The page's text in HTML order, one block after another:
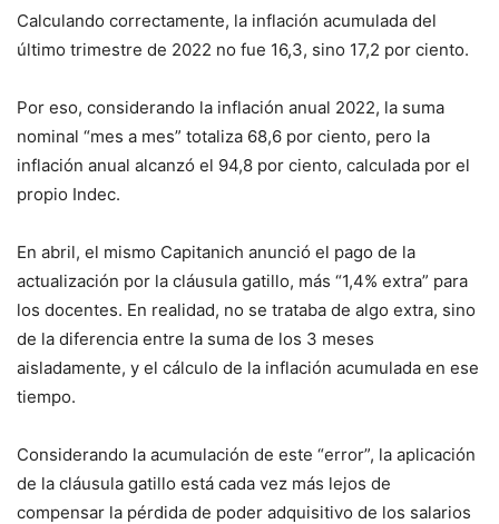
Calculando correctamente, la inflación acumulada del
último trimestre de 2022 no fue 16,3, sino 17,2 por ciento.
Por eso, considerando la inflación anual 2022, la suma
nominal “mes a mes” totaliza 68,6 por ciento, pero la
inflación anual alcanzó el 94,8 por ciento, calculada por el
propio Indec.
En abril, el mismo Capitanich anunció el pago de la
actualización por la cláusula gatillo, más “1,4% extra” para
los docentes. En realidad, no se trataba de algo extra, sino
de la diferencia entre la suma de los 3 meses
aisladamente, y el cálculo de la inflación acumulada en ese
tiempo.
Considerando la acumulación de este “error”, la aplicación
de la cláusula gatillo está cada vez más lejos de
compensar la pérdida de poder adquisitivo de los salarios